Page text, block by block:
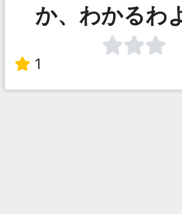
か、わかるわ
1